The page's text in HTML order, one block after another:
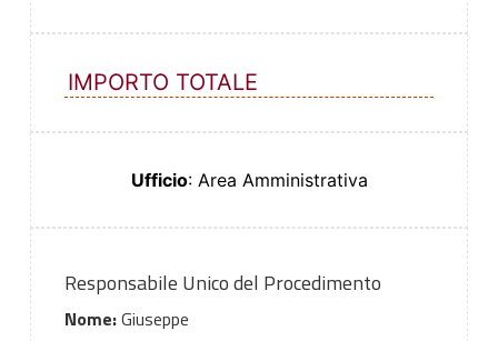
IMPORTO TOTALE
Ufficio: Area Amministrativa
Responsabile Unico del Procedimento
Nome:Giuseppe